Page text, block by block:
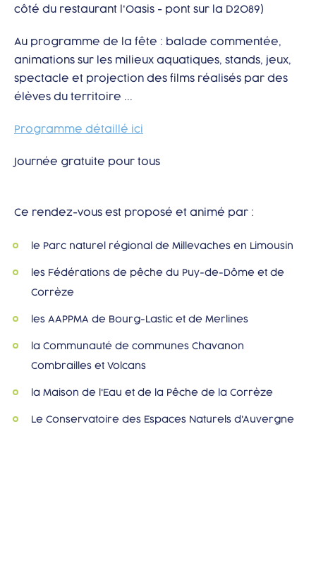
côté du restaurant l'Oasis - pont sur la D2089)
Au programme de la fête : balade commentée,
animations sur les milieux aquatiques, stands, jeux,
spectacle et projection des films réalisés par des
élèves du territoire ...
Programme détaillé ici
Journée gratuite pour tous
Ce rendez-vous est proposé et animé par :
le Parc naturel régional de Millevaches en Limousin
les Fédérations de pêche du Puy-de-Dôme et de
Corrèze
les AAPPMA de Bourg-Lastic et de Merlines
la Communauté de communes Chavanon
Combrailles et Volcans
la Maison de l'Eau et de la Pêche de la Corrèze
Le Conservatoire des Espaces Naturels d'Auvergne